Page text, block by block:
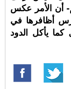
أن الأمر عكس
أظافرها في
يأكل الدود